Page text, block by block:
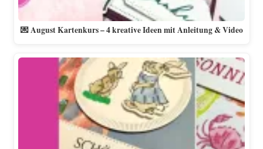
💌 August Kartenkurs – 4 kreative Ideen mit Anleitung & Video